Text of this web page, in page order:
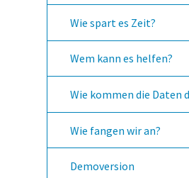
Wie spart es Zeit?
Wem kann es helfen?
Wie kommen die Daten
Wie fangen wir an?
Demoversion